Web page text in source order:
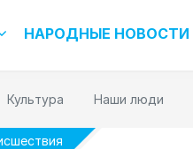
НАРОДНЫЕ НОВОСТИ
Культура Наши люди